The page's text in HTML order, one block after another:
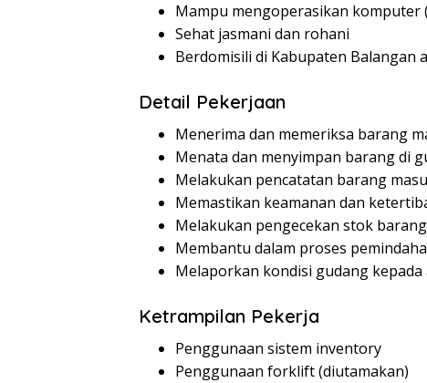
Mampu mengoperasikan komputer
Sehat jasmani dan rohani
Berdomisili di Kabupaten Balangan
Detail Pekerjaan
Menerima dan memeriksa barang
Menata dan menyimpan barang di
Melakukan pencatatan barang
Memastikan keamanan dan
Melakukan pengecekan stok
Membantu dalam proses
Melaporkan kondisi gudang kepada
Ketrampilan Pekerja
Penggunaan sistem inventory
Penggunaan forklift (diutamakan)